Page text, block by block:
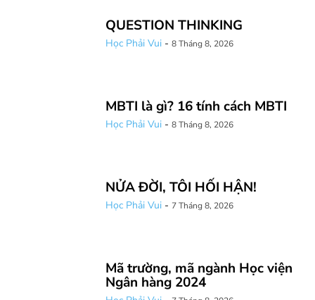
QUESTION THINKING
Học Phải Vui - 8 Tháng 8, 2026
MBTI là gì? 16 tính cách MBTI
Học Phải Vui - 8 Tháng 8, 2026
NỬA ĐỜI, TÔI HỐI HẬN!
Học Phải Vui - 7 Tháng 8, 2026
Mã trường, mã ngành Học viện
Ngân hàng 2024